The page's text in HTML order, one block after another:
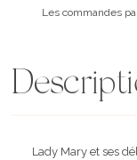
Les commandes
Lady Mary et ses